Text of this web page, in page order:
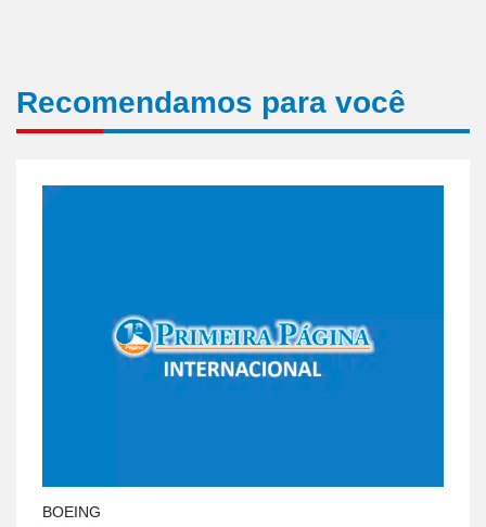
Recomendamos para você
BOEING